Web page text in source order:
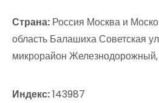
Страна: Россия Москва и
область Балашиха Советская
микрорайон
Индекс:143987